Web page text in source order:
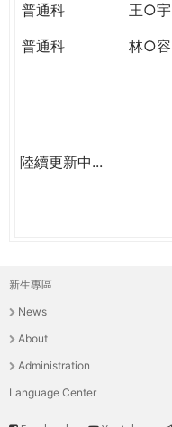
普通科
王○宇
普通科
林○容
陸續更新中...
主
選
單
新生專區
News
About
Administration
Language Center